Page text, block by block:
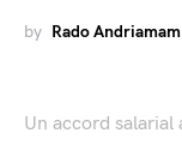
by Rado
Un accord salarial